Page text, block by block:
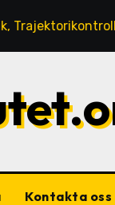
Kontakta oss